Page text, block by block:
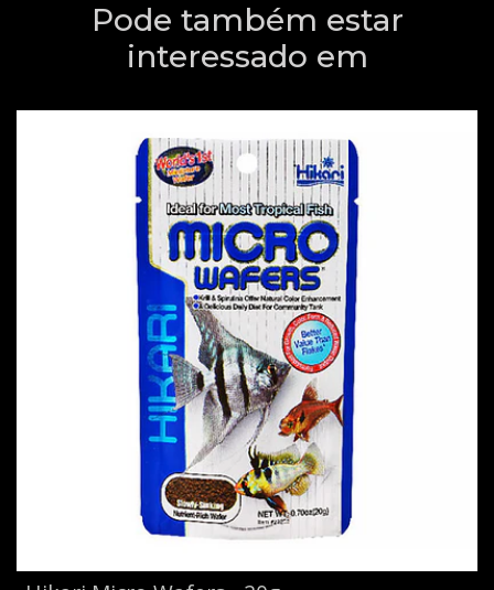
Pode também estar
interessado em